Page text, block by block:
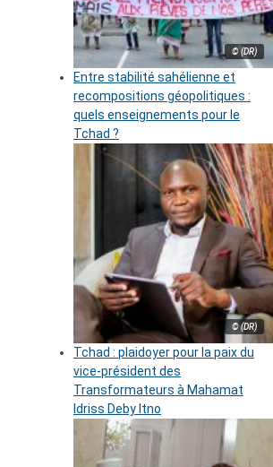
© (DR)
Entre stabilité sahélienne et
recompositions géopolitiques :
quels enseignements pour le
Tchad ?
© (DR)
Tchad : plaidoyer pour la paix du
vice-président des
Transformateurs à Mahamat
Idriss Deby Itno